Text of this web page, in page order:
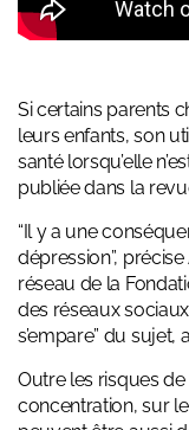
Si certains parents
leurs enfants, son
santé lorsqu’elle
publiée dans la
“Il y a une
dépression”,
réseau de la
des réseaux
s’empare” du sujet,
Outre les risques
concentration, sur